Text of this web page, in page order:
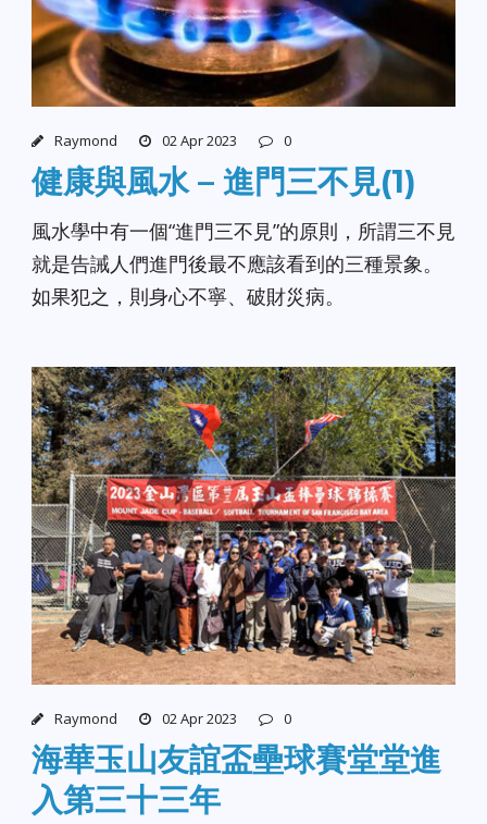
Raymond 02 Apr 2023 0
健康與風水 – 進門三不見(1)
風水學中有一個“進門三不見”的原則，所謂三不見
就是告誡人們進門後最不應該看到的三種景象。
如果犯之，則身心不寧、破財災病。
Raymond 02 Apr 2023 0
海華玉山友誼盃壘球賽堂堂進
入第三十三年